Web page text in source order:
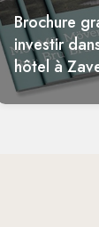
Brochure
investir
hôtel à